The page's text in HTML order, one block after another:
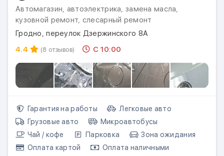
Автомагазин, автоэлектрика, замена масла,
кузовной ремонт, слесарный ремонт
Гродно, переулок Дзержинского 8А
4.4
(8 отзывов) С 10:00
Гарантия на работы
Легковые авто
Грузовые авто
Микроавтобусы
Чай / кофе
Парковка
Зона ожидания
Оплата картой
Оплата наличными